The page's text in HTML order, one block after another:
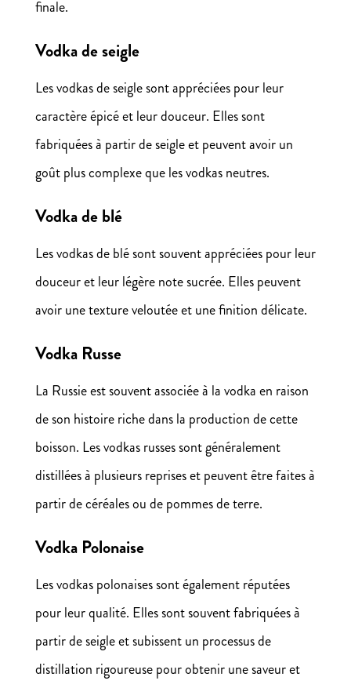
finale.
Vodka de seigle
Les vodkas de seigle sont appréciées pour leur
caractère épicé et leur douceur. Elles sont
fabriquées à partir de seigle et peuvent avoir un
goût plus complexe que les vodkas neutres.
Vodka de blé
Les vodkas de blé sont souvent appréciées pour leur
douceur et leur légère note sucrée. Elles peuvent
avoir une texture veloutée et une finition délicate.
Vodka Russe
La Russie est souvent associée à la vodka en raison
de son histoire riche dans la production de cette
boisson. Les vodkas russes sont généralement
distillées à plusieurs reprises et peuvent être faites à
partir de céréales ou de pommes de terre.
Vodka Polonaise
Les vodkas polonaises sont également réputées
pour leur qualité. Elles sont souvent fabriquées à
partir de seigle et subissent un processus de
distillation rigoureuse pour obtenir une saveur et